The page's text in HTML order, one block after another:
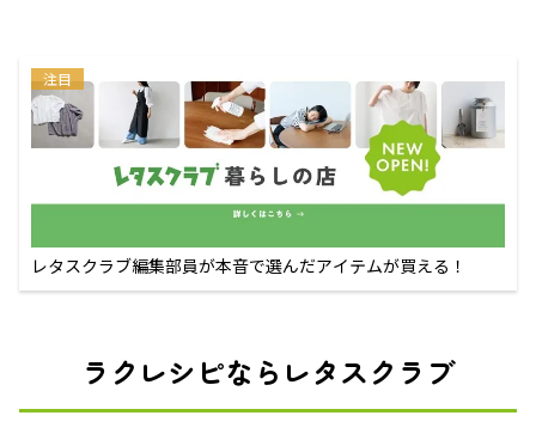
注目
レタスクラブ編集部員が本音で選んだアイテムが買える！
ラクレシピならレタスクラブ